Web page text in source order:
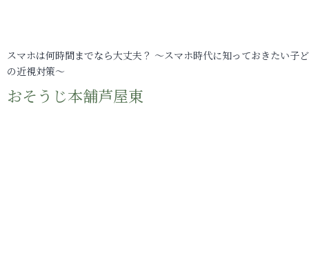
スマホは何時間までなら大丈夫？ ～スマホ時代に知っておきたい子
の近視対策～
おそうじ本舗芦屋東